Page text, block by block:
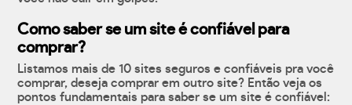
Como saber se um site é confiável para
comprar?
Listamos mais de 10 sites seguros e confiáveis pra você
comprar, deseja comprar em outro site? Então veja os
pontos fundamentais para saber se um site é confiável: